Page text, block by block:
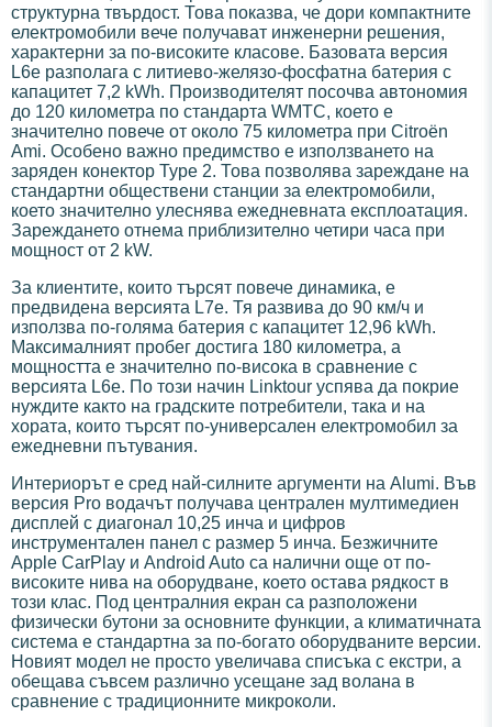
структурна твърдост. Това показва, че дори компактните
електромобили вече получават инженерни решения,
характерни за по-високите класове. Базовата версия
L6e разполага с литиево-желязо-фосфатна батерия с
капацитет 7,2 kWh. Производителят посочва автономия
до 120 километра по стандарта WMTC, което е
значително повече от около 75 километра при Citroën
Ami. Особено важно предимство е използването на
заряден конектор Type 2. Това позволява зареждане на
стандартни обществени станции за електромобили,
което значително улеснява ежедневната експлоатация.
Зареждането отнема приблизително четири часа при
мощност от 2 kW.
За клиентите, които търсят повече динамика, е
предвидена версията L7e. Тя развива до 90 км/ч и
използва по-голяма батерия с капацитет 12,96 kWh.
Максималният пробег достига 180 километра, а
мощността е значително по-висока в сравнение с
версията L6e. По този начин Linktour успява да покрие
нуждите както на градските потребители, така и на
хората, които търсят по-универсален електромобил за
ежедневни пътувания.
Интериорът е сред най-силните аргументи на Alumi. Във
версия Pro водачът получава централен мултимедиен
дисплей с диагонал 10,25 инча и цифров
инструментален панел с размер 5 инча. Безжичните
Apple CarPlay и Android Auto са налични още от по-
високите нива на оборудване, което остава рядкост в
този клас. Под централния екран са разположени
физически бутони за основните функции, а климатичната
система е стандартна за по-богато оборудваните версии.
Новият модел не просто увеличава списъка с екстри, а
обещава съвсем различно усещане зад волана в
сравнение с традиционните микроколи.